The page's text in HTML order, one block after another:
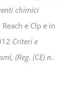
chimici
e Clp e in
Criteri e
(Reg. (CE) n.